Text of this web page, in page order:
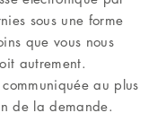
sous une forme
que vous nous
autrement.
au plus
de la demande.